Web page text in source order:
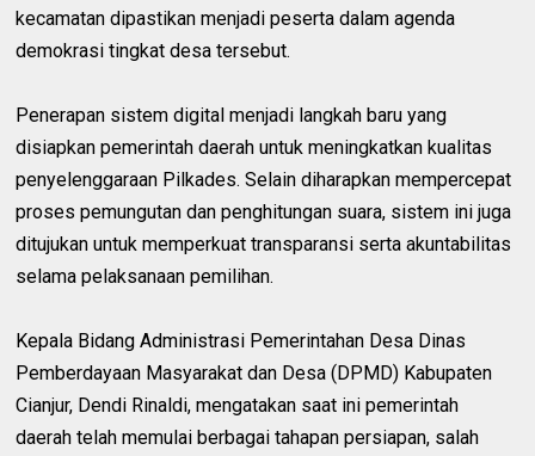
kecamatan dipastikan menjadi peserta dalam agenda
demokrasi tingkat desa tersebut.
Penerapan sistem digital menjadi langkah baru yang
disiapkan pemerintah daerah untuk meningkatkan kualitas
penyelenggaraan Pilkades. Selain diharapkan mempercepat
proses pemungutan dan penghitungan suara, sistem ini juga
ditujukan untuk memperkuat transparansi serta akuntabilitas
selama pelaksanaan pemilihan.
Kepala Bidang Administrasi Pemerintahan Desa Dinas
Pemberdayaan Masyarakat dan Desa (DPMD) Kabupaten
Cianjur, Dendi Rinaldi, mengatakan saat ini pemerintah
daerah telah memulai berbagai tahapan persiapan, salah